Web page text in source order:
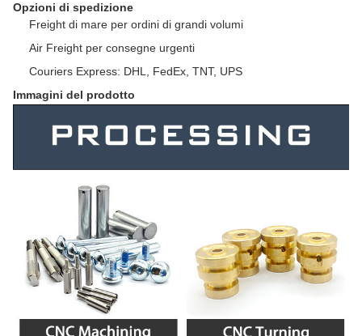
Opzioni di spedizione
Freight di mare per ordini di grandi volumi
Air Freight per consegne urgenti
Couriers Express: DHL, FedEx, TNT, UPS
Immagini del prodotto